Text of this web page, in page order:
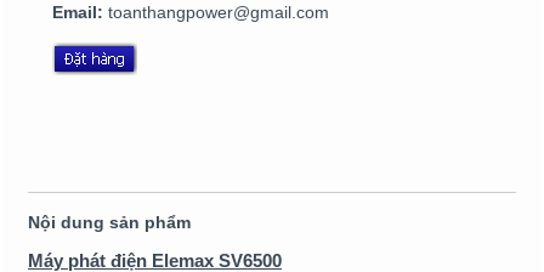
Email: toanthangpower@gmail.com
Nội dung sản phẩm
Máy phát điện Elemax SV6500